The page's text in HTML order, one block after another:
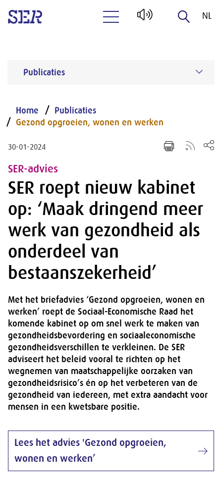
NL
Publicaties
Home
Publicaties
Gezond opgroeien, wonen en werken
30-01-2024
SER-advies
SER roept nieuw kabinet
op: ‘Maak dringend meer
werk van gezondheid als
onderdeel van
bestaanszekerheid’
Met het briefadvies ‘Gezond opgroeien, wonen en
werken’ roept de Sociaal-Economische Raad het
komende kabinet op om snel werk te maken van
gezondheidsbevordering en sociaaleconomische
gezondheidsverschillen te verkleinen. De SER
adviseert het beleid vooral te richten op het
wegnemen van maatschappelijke oorzaken van
gezondheidsrisico’s én op het verbeteren van de
gezondheid van iedereen, met extra aandacht voor
mensen in een kwetsbare positie.
Lees het advies 'Gezond opgroeien,
wonen en werken’